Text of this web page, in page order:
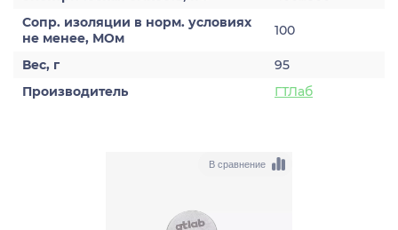
Сопр. изоляции в норм. условиях
не менее, МОм
100
Вес, г
95
Производитель
ГТЛаб
В сравнение